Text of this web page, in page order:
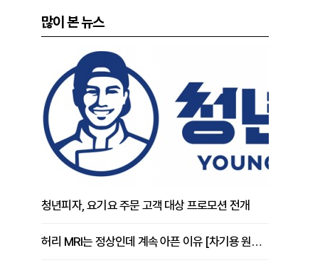
많이 본 뉴스
청년피자, 요기요 주문 고객 대상 프로모션 전개
허리 MRI는 정상인데 계속 아픈 이유 [차기용 원장 칼럼]